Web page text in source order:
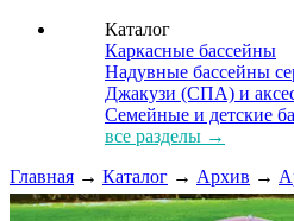
Каталог
Каркасные бассейны
Надувные бассейны
Джакузи (СПА) и
Семейные и детские
все разделы →
Главная → Каталог → Архив →